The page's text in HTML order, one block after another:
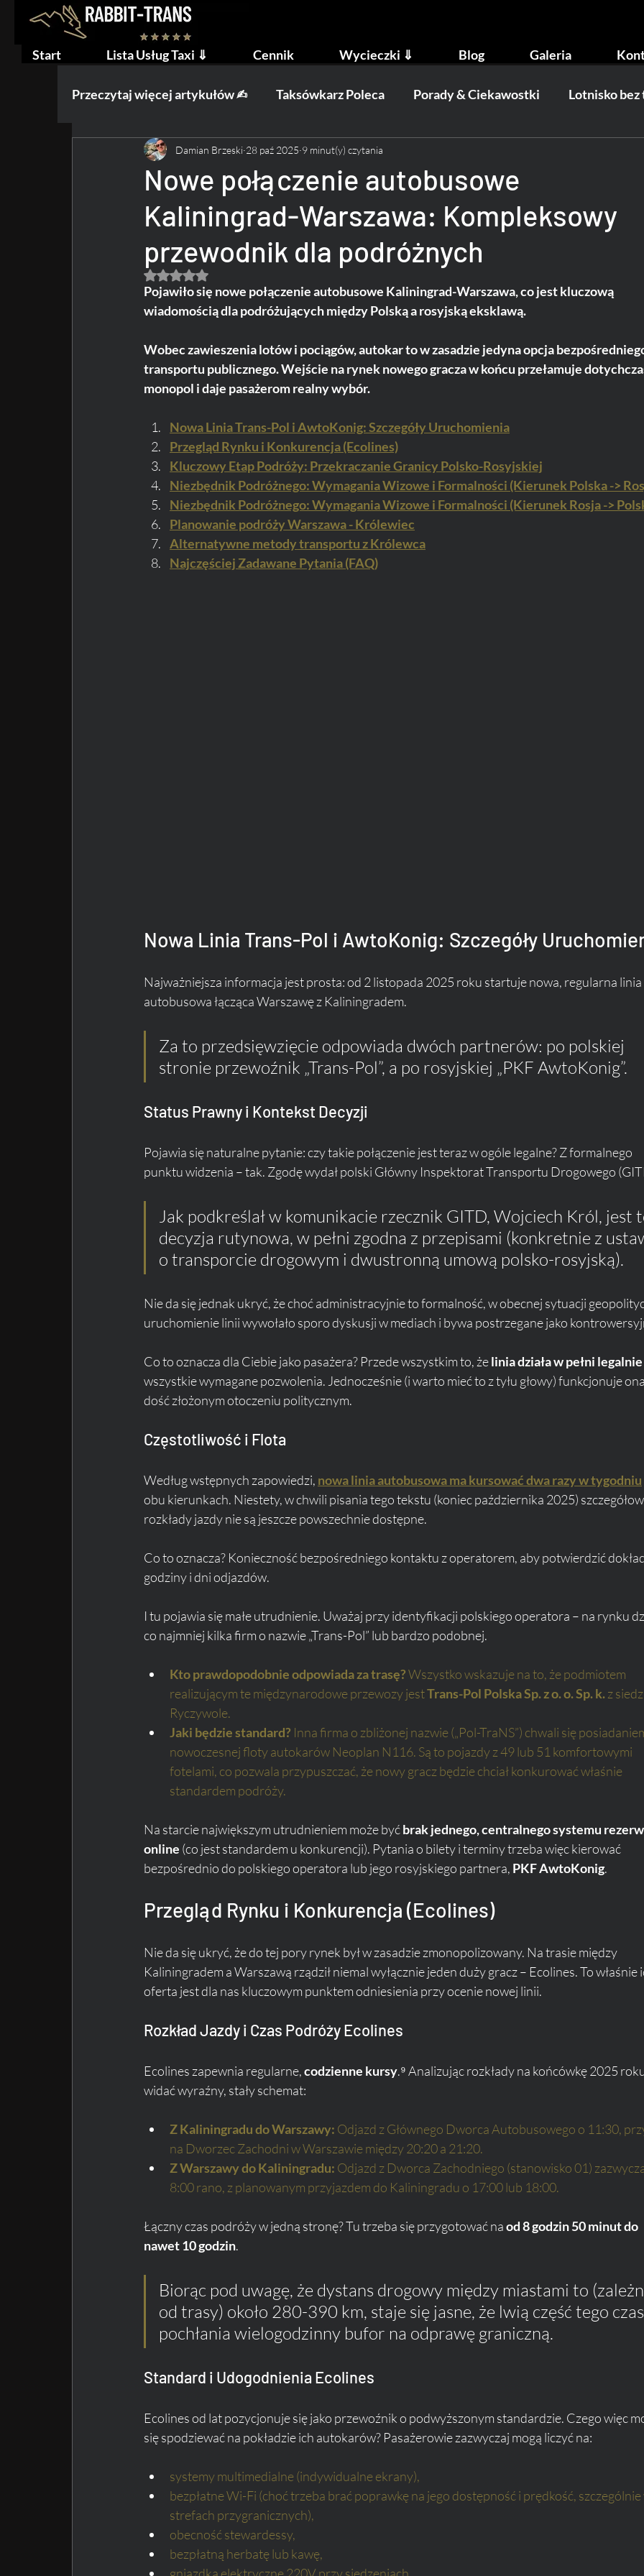
Start Lista Usług Taxi ⇓ Cennik Wycieczki ⇓ Blog Galeria
Przeczytaj więcej artykułów ✍︎ Taksówkarz Poleca Porady & Ciekawostki Lotnisko
Praca na Taxi Ślub i Wesele Wydarzenia
Nowe połączenie autobusowe
Kaliningrad-Warszawa: Kompleksowy
przewodnik dla podróżnych
Damian Brzeski 28 paź 2025 9 minut(y) czytania
Oceniono na NaN z 5 gwiazdek.
Pojawiło się nowe połączenie autobusowe Kaliningrad-Warszawa, co jest kluczową
wiadomością dla podróżujących między Polską a rosyjską eksklawą.
Wobec zawieszenia lotów i pociągów, autokar to w zasadzie jedyna opcja
transportu publicznego. Wejście na rynek nowego gracza w końcu przełamuje
monopol i daje pasażerom realny wybór.
Nowa Linia Trans-Pol i AwtoKonig: Szczegóły Uruchomienia
Przegląd Rynku i Konkurencja (Ecolines)
Kluczowy Etap Podróży: Przekraczanie Granicy Polsko-Rosyjskiej
Niezbędnik Podróżnego: Wymagania Wizowe i Formalności (Kierunek Polska ->
Niezbędnik Podróżnego: Wymagania Wizowe i Formalności (Kierunek Rosja ->
Planowanie podróży Warszawa - Królewiec
Alternatywne metody transportu z Królewca
Najczęściej Zadawane Pytania (FAQ)
Nowa Linia Trans-Pol i AwtoKonig: Szczegóły
Najważniejsza informacja jest prosta: od 2 listopada 2025 roku startuje nowa, regularna linia
autobusowa łącząca Warszawę z Kaliningradem.
Za to przedsięwzięcie odpowiada dwóch partnerów: po polskiej
stronie przewoźnik „Trans-Pol”, a po rosyjskiej „PKF AwtoKonig”.
Status Prawny i Kontekst Decyzji
Pojawia się naturalne pytanie: czy takie połączenie jest teraz w ogóle legalne? Z formalnego
punktu widzenia – tak. Zgodę wydał polski Główny Inspektorat Transportu Drogowego
Jak podkreślał w komunikacie rzecznik GITD, Wojciech Król, jest
decyzja rutynowa, w pełni zgodna z przepisami (konkretnie z
o transporcie drogowym i dwustronną umową polsko-rosyjską).
Nie da się jednak ukryć, że choć administracyjnie to formalność, w obecnej sytuacji
uruchomienie linii wywołało sporo dyskusji w mediach i bywa postrzegane jako
Co to oznacza dla Ciebie jako pasażera? Przede wszystkim to, że linia działa w pełni legalnie
wszystkie wymagane pozwolenia. Jednocześnie (i warto mieć to z tyłu głowy) funkcjonuje
dość złożonym otoczeniu politycznym.
Częstotliwość i Flota
Według wstępnych zapowiedzi, nowa linia autobusowa ma kursować dwa razy w tygodniu
obu kierunkach. Niestety, w chwili pisania tego tekstu (koniec października 2025)
rozkłady jazdy nie są jeszcze powszechnie dostępne.
Co to oznacza? Konieczność bezpośredniego kontaktu z operatorem, aby potwierdzić
godziny i dni odjazdów.
I tu pojawia się małe utrudnienie. Uważaj przy identyfikacji polskiego operatora – na rynku
co najmniej kilka firm o nazwie „Trans-Pol” lub bardzo podobnej.
Kto prawdopodobnie odpowiada za trasę? Wszystko wskazuje na to, że podmiotem
realizującym te międzynarodowe przewozy jest Trans-Pol Polska Sp. z o. o. Sp. k. z
Ryczywole.
Jaki będzie standard? Inna firma o zbliżonej nazwie („Pol-TraNS”) chwali się
nowoczesnej floty autokarów Neoplan N116. Są to pojazdy z 49 lub 51 komfortowymi
fotelami, co pozwala przypuszczać, że nowy gracz będzie chciał konkurować właśnie
standardem podróży.
Na starcie największym utrudnieniem może być brak jednego, centralnego systemu
online (co jest standardem u konkurencji). Pytania o bilety i terminy trzeba więc kierować
bezpośrednio do polskiego operatora lub jego rosyjskiego partnera, PKF AwtoKonig.
Przegląd Rynku i Konkurencja (Ecolines)
Nie da się ukryć, że do tej pory rynek był w zasadzie zmonopolizowany. Na trasie między
Kaliningradem a Warszawą rządził niemal wyłącznie jeden duży gracz – Ecolines. To właśnie
oferta jest dla nas kluczowym punktem odniesienia przy ocenie nowej linii.
Rozkład Jazdy i Czas Podróży Ecolines
Ecolines zapewnia regularne, codzienne kursy.⁹ Analizując rozkłady na końcówkę 2025
widać wyraźny, stały schemat:
Z Kaliningradu do Warszawy: Odjazd z Głównego Dworca Autobusowego o 11:30,
na Dworzec Zachodni w Warszawie między 20:20 a 21:20.
Z Warszawy do Kaliningradu: Odjazd z Dworca Zachodniego (stanowisko 01)
8:00 rano, z planowanym przyjazdem do Kaliningradu o 17:00 lub 18:00.
Łączny czas podróży w jedną stronę? Tu trzeba się przygotować na od 8 godzin 50 minut do
nawet 10 godzin.
Biorąc pod uwagę, że dystans drogowy między miastami to
od trasy) około 280-390 km, staje się jasne, że lwią część tego
pochłania wielogodzinny bufor na odprawę graniczną.
Standard i Udogodnienia Ecolines
Ecolines od lat pozycjonuje się jako przewoźnik o podwyższonym standardzie. Czego więc
się spodziewać na pokładzie ich autokarów? Pasażerowie zazwyczaj mogą liczyć na:
systemy multimedialne (indywidualne ekrany),
bezpłatne Wi-Fi (choć trzeba brać poprawkę na jego dostępność i prędkość,
strefach przygranicznych),
obecność stewardessy,
bezpłatną herbatę lub kawę,